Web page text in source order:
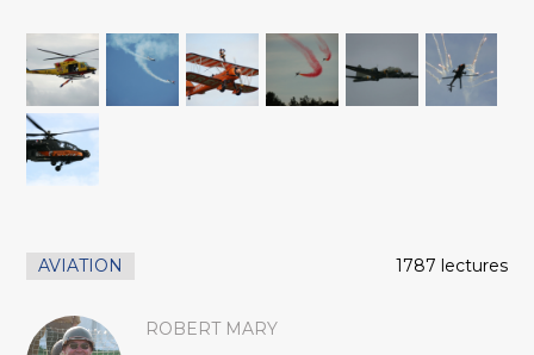
AVIATION 1787 lectures
ROBERT MARY